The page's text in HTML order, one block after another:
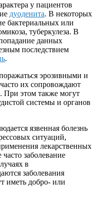
у пациентов
дуоденита. В некоторых
бактериальных или
туберкулеза. В
данных
последствием
.
эрозивными и
их сопровождают
При этом также могут
системы и органов
язвенная болезнь
ситуаций,
лекарственных
заболевание
в
заболевания
иметь добро- или